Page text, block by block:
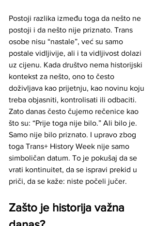
Postoji razlika između toga da nešto ne
postoji i da nešto nije priznato. Trans
osobe nisu “nastale”, već su samo
postale vidljivije, ali i ta vidljivost dolazi
uz cijenu. Kada društvo nema historijski
kontekst za nešto, ono to često
doživljava kao prijetnju, kao novinu koju
treba objasniti, kontrolisati ili odbaciti.
Zato danas često čujemo rečenice kao
što su: “Prije toga nije bilo.” Ali bilo je.
Samo nije bilo priznato. I upravo zbog
toga Trans+ History Week nije samo
simboličan datum. To je pokušaj da se
vrati kontinuitet, da se ispravi prekid u
priči, da se kaže: niste počeli jučer.
Zašto je historija važna